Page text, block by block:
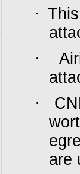
·
·
·
are